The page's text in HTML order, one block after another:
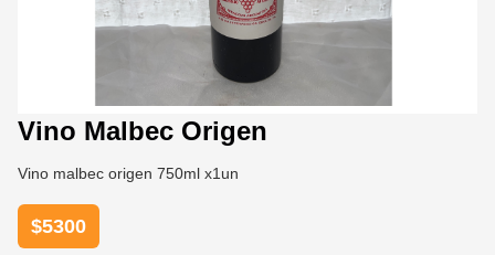
Vino Malbec Origen
Vino malbec origen 750ml x1un
$5300